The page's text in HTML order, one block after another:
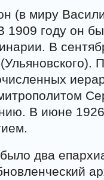
(в миру
1909 году он
В
В июне
два